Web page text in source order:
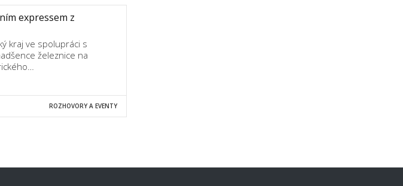
expressem z
kraj ve spolupráci s
železnice na
ROZHOVORY A EVENTY